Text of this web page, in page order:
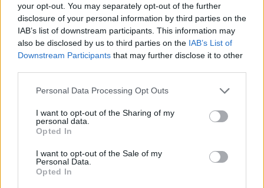
your opt-out. You may separately opt-out of the further
disclosure of your personal information by third parties on the
IAB’s list of downstream participants. This information may
also be disclosed by us to third parties on the IAB’s List of
Downstream Participants that may further disclose it to other
Personal Data Processing Opt Outs
I want to opt-out of the Sharing of my
personal data.
Opted In
I want to opt-out of the Sale of my
Personal Data.
Opted In